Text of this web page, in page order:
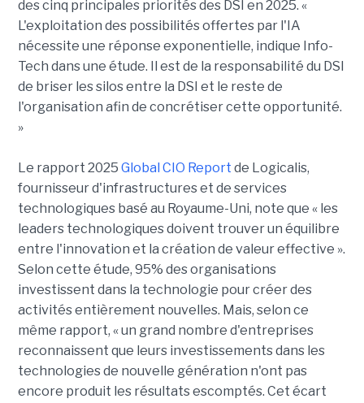
des cinq principales priorités des DSI en 2025. «
L'exploitation des possibilités offertes par l'IA
nécessite une réponse exponentielle, indique Info-
Tech dans une étude. Il est de la responsabilité du DSI
de briser les silos entre la DSI et le reste de
l'organisation afin de concrétiser cette opportunité.
»
Le rapport 2025 Global CIO Report de Logicalis,
fournisseur d'infrastructures et de services
technologiques basé au Royaume-Uni, note que « les
leaders technologiques doivent trouver un équilibre
entre l'innovation et la création de valeur effective ».
Selon cette étude, 95% des organisations
investissent dans la technologie pour créer des
activités entièrement nouvelles. Mais, selon ce
même rapport, « un grand nombre d'entreprises
reconnaissent que leurs investissements dans les
technologies de nouvelle génération n'ont pas
encore produit les résultats escomptés. Cet écart